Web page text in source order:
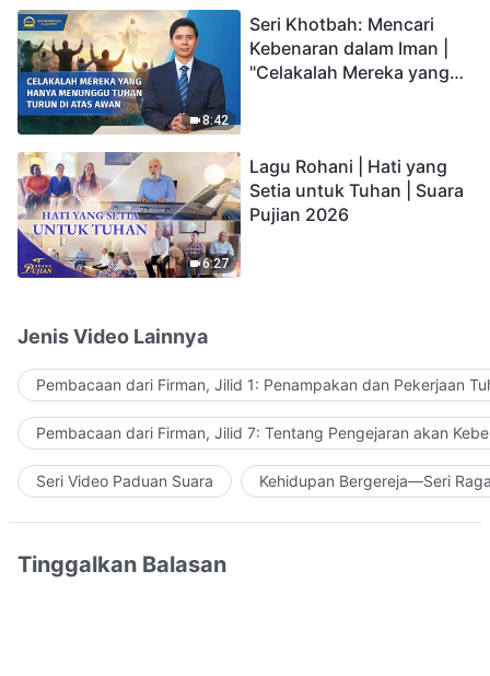
8:42
Seri Khotbah: Mencari
Kebenaran dalam Iman |
"Celakalah Mereka yang
6:27
Lagu Rohani | Hati yang
Setia untuk Tuhan | Suara
Pujian 2026
Jenis Video Lainnya
Pembacaan dari Firman, Jilid 1: Penampakan dan Pekerjaan
Pembacaan dari Firman, Jilid 7: Tentang Pengejaran akan
Seri Video Paduan Suara Kehidupan Bergereja—Seri
Tinggalkan Balasan